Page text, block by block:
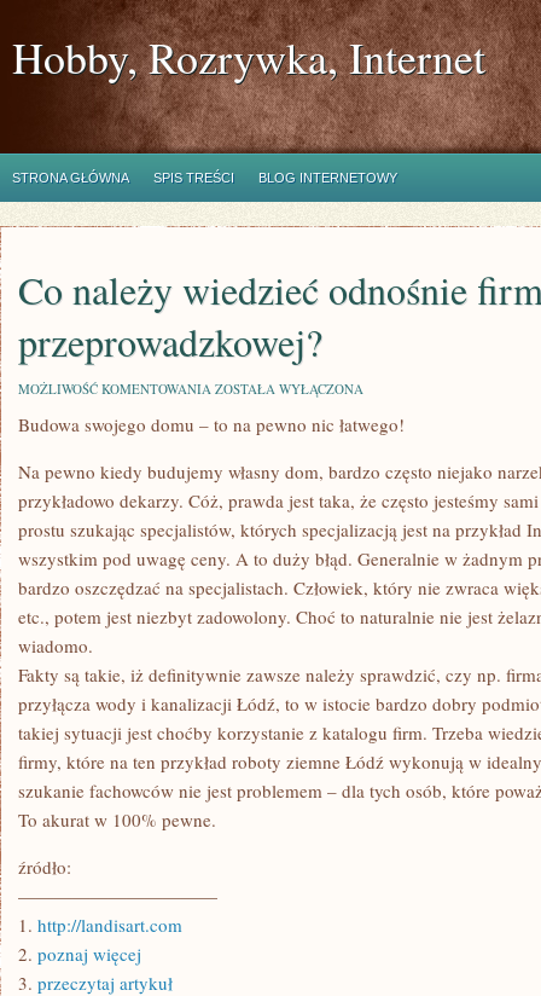
Hobby, Rozrywka, Internet
STRONA GŁÓWNA SPIS TREŚCI BLOG INTERNETOWY
Co należy wiedzieć odnośnie
przeprowadzkowej?
MOŻLIWOŚĆ KOMENTOWANIA CO
WIEDZIEĆ
Z
BRANŻY
PRZEPROWADZKOWEJ?
ZOSTAŁA WYŁĄCZONA
Budowa swojego domu – to na pewno nic łatwego!
Na pewno kiedy budujemy własny dom, bardzo często niejako
przykładowo dekarzy. Cóż, prawda jest taka, że często jesteśmy
prostu szukając specjalistów, których specjalizacją jest na przykład
wszystkim pod uwagę ceny. A to duży błąd. Generalnie w żadnym
bardzo oszczędzać na specjalistach. Człowiek, który nie zwraca
etc., potem jest niezbyt zadowolony. Choć to naturalnie nie jest
wiadomo.
Fakty są takie, iż definitywnie zawsze należy sprawdzić, czy np.
przyłącza wody i kanalizacji Łódź, to w istocie bardzo dobry
takiej sytuacji jest choćby korzystanie z katalogu firm. Trzeba
firmy, które na ten przykład roboty ziemne Łódź wykonują w
szukanie fachowców nie jest problemem – dla tych osób, które
To akurat w 100% pewne.
źródło:
———————————
1. http://landisart.com
2. poznaj więcej
3. przeczytaj artykuł